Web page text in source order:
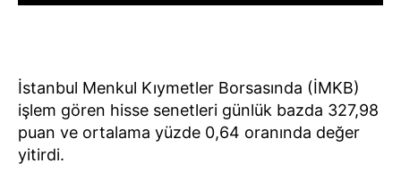
İstanbul Menkul Kıymetler Borsasında (İMKB)
işlem gören hisse senetleri günlük bazda 327,98
puan ve ortalama yüzde 0,64 oranında değer
yitirdi.